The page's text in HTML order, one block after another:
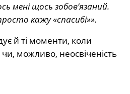
мені щось зобов’язаний.
кажу «спасибі»».
й ті моменти, коли
можливо, неосвіченість